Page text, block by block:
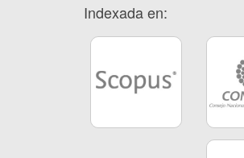
Indexada en: